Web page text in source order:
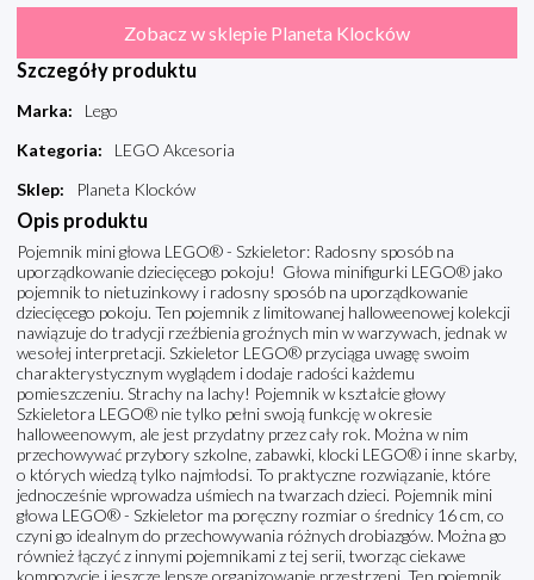
Zobacz w sklepie Planeta Klocków
Szczegóły produktu
Marka:
Lego
Kategoria:
LEGO Akcesoria
Sklep: Planeta Klocków
Opis produktu
Pojemnik mini głowa LEGO® - Szkieletor: Radosny sposób na
uporządkowanie dziecięcego pokoju! Głowa minifigurki LEGO® jako
pojemnik to nietuzinkowy i radosny sposób na uporządkowanie
dziecięcego pokoju. Ten pojemnik z limitowanej halloweenowej kolekcji
nawiązuje do tradycji rzeźbienia groźnych min w warzywach, jednak w
wesołej interpretacji. Szkieletor LEGO® przyciąga uwagę swoim
charakterystycznym wyglądem i dodaje radości każdemu
pomieszczeniu. Strachy na lachy! Pojemnik w kształcie głowy
Szkieletora LEGO® nie tylko pełni swoją funkcję w okresie
halloweenowym, ale jest przydatny przez cały rok. Można w nim
przechowywać przybory szkolne, zabawki, klocki LEGO® i inne skarby,
o których wiedzą tylko najmłodsi. To praktyczne rozwiązanie, które
jednocześnie wprowadza uśmiech na twarzach dzieci. Pojemnik mini
głowa LEGO® - Szkieletor ma poręczny rozmiar o średnicy 16 cm, co
czyni go idealnym do przechowywania różnych drobiazgów. Można go
również łączyć z innymi pojemnikami z tej serii, tworząc ciekawe